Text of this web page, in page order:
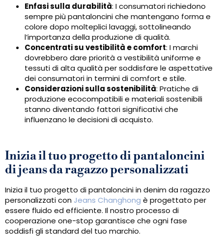
Enfasi sulla durabilità: I consumatori richiedono
sempre più pantaloncini che mantengano forma e
colore dopo molteplici lavaggi, sottolineando
l’importanza della produzione di qualità.
Concentrati su vestibilità e comfort: I marchi
dovrebbero dare priorità a vestibilità uniforme e
tessuti di alta qualità per soddisfare le aspettative
dei consumatori in termini di comfort e stile.
Considerazioni sulla sostenibilità: Pratiche di
produzione ecocompatibili e materiali sostenibili
stanno diventando fattori significativi che
influenzano le decisioni di acquisto.
Inizia il tuo progetto di pantaloncini
di jeans da ragazzo personalizzati
Inizia il tuo progetto di pantaloncini in denim da ragazzo
personalizzati con Jeans Changhong è progettato per
essere fluido ed efficiente. Il nostro processo di
cooperazione one-stop garantisce che ogni fase
soddisfi gli standard del tuo marchio.